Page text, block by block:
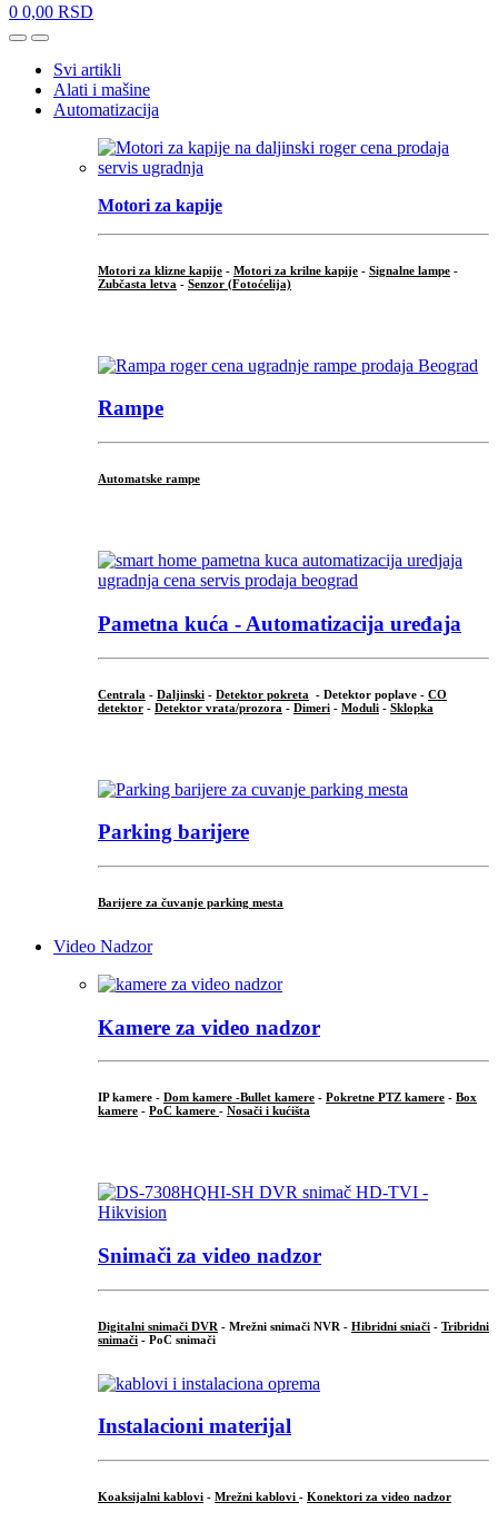
0 0,00 RSD
OpenClose
Svi artikli
Alati i mašine
Automatizacija
Motori za kapije
Motori za klizne kapije - Motori za krilne kapije - Signalne lampe -
Zubčasta letva - Senzor (Fotoćelija)
Rampe
Automatske rampe
Pametna kuća - Automatizacija uređaja
Centrala - Daljinski - Detektor pokreta - Detektor poplave - CO
detektor - Detektor vrata/prozora - Dimeri - Moduli - Sklopka
Parking barijere
Barijere za čuvanje parking mesta
Video Nadzor
Kamere za video nadzor
IP kamere - Dom kamere -Bullet kamere - Pokretne PTZ kamere - Box
kamere - PoC kamere - Nosači i kućišta
Snimači za video nadzor
Digitalni snimači DVR - Mrežni snimači NVR - Hibridni sniači - Tribridni
snimači - PoC snimači
Instalacioni materijal
Koaksijalni kablovi - Mrežni kablovi - Konektori za video nadzor